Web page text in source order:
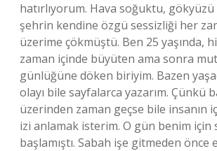
hatırlıyorum. Hava soğuktu,
şehrin kendine özgü sessizliği her
üzerime çökmüştü. Ben 25 yaşında,
zaman içinde büyüten ama sonra
günlüğüne döken biriyim. Bazen
olayı bile sayfalarca yazarım. Çünkü
üzerinden zaman geçse bile insanın
izi anlamak isterim. O gün benim için
başlamıştı. Sabah işe gitmeden önce